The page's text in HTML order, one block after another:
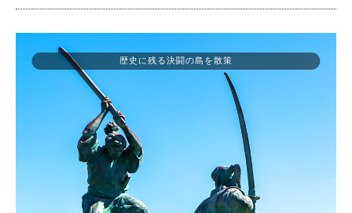
歴史に残る決闘の島を散策